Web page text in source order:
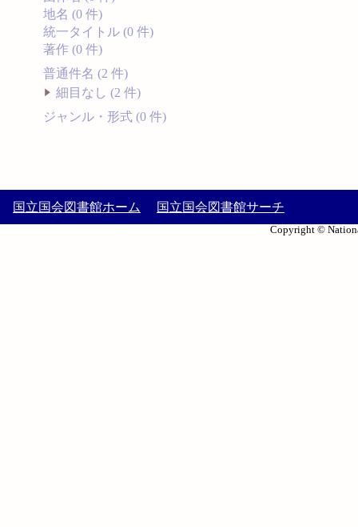
地名 (0 件)
統一タイトル (0 件)
著作 (0 件)
普通件名 (2 件)
細目なし (2 件)
ジャンル・形式 (0 件)
国立国会図書館ホーム 国立国会図書館サーチ
Copyright ©